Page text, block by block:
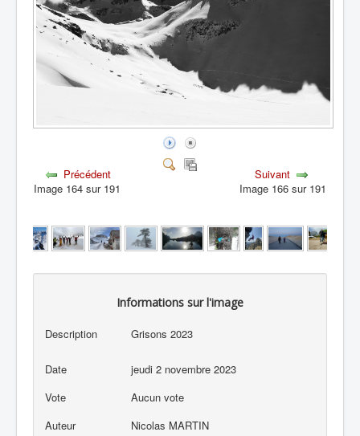
Précédent
Image 164 sur 191
Suivant
Image 166 sur 191
Informations sur l'image
Description Grisons 2023
Date
jeudi 2 novembre 2023
Vote
Aucun vote
Auteur
Nicolas MARTIN